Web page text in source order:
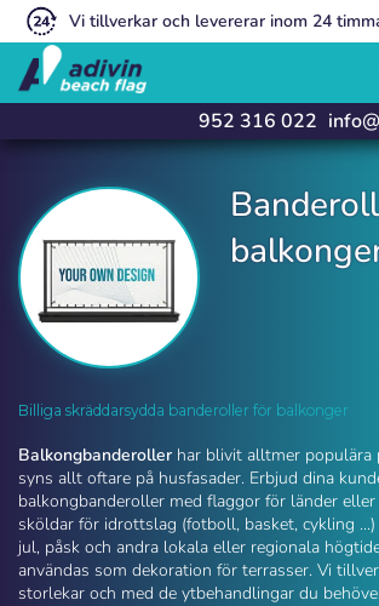
Vi tillverkar och levererar inom 24
952 316 022
Banderoller för balkonger |
Billiga skräddarsydda banderoller för balkonger
Balkongbanderoller har blivit alltmer populära
syns allt oftare på husfasader. Erbjud dina
balkongbanderoller med flaggor för länder
sköldar för idrottslag (fotboll, basket, cykling
jul, påsk och andra lokala eller regionala
användas som dekoration för terrasser. Vi
storlekar och med de ytbehandlingar du